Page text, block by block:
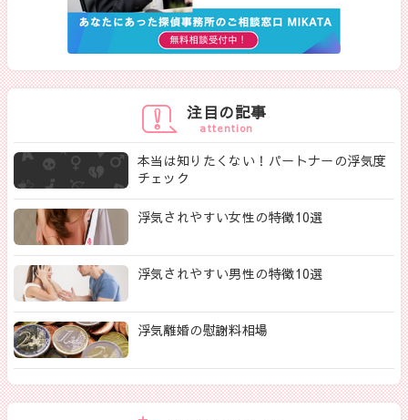
注目の記事
attention
本当は知りたくない！パートナーの浮気度
チェック
浮気されやすい女性の特徴10選
浮気されやすい男性の特徴10選
浮気離婚の慰謝料相場